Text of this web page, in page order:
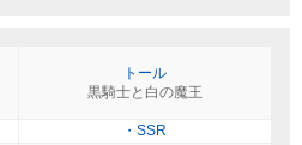
トール
黒騎士と白の魔王
・SSR